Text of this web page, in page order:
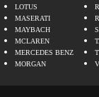
LOTUS
MASERATI
MAYBACH
MCLAREN
MERCEDES BENZ
MORGAN